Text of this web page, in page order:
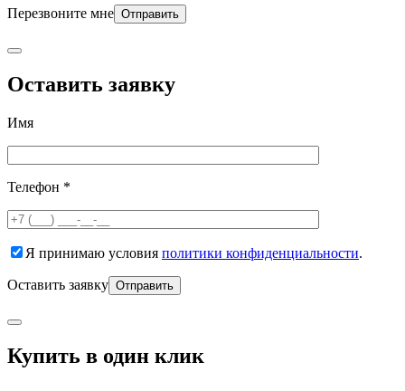
Перезвоните мне
Оставить заявку
Имя
Телефон *
Я принимаю условия политики конфиденциальности.
Оставить заявку
Купить в один клик